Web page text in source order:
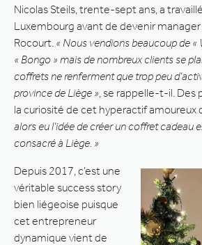
Nicolas Steils, trente-sept ans, a
Luxembourg avant de devenir manager
Rocourt. « Nous vendions beaucoup de «
« Bongo » mais de nombreux clients se
coffrets ne renferment que trop peu
province de Liège » , se rappelle-t-il.
la curiosité de cet hyperactif amoureux
alors eu l’idée de créer un coffret cadeau
consacré à Liège. »
Depuis 2017, c’est une
véritable success story
bien liégeoise puisque
cet entrepreneur
dynamique vient de